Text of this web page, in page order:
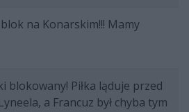
na Konarskim!!! Mamy
blokowany! Piłka ląduje przed
a Francuz był chyba tym